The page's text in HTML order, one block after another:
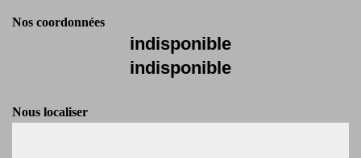
Nos coordonnées
indisponible
indisponible
Nous localiser